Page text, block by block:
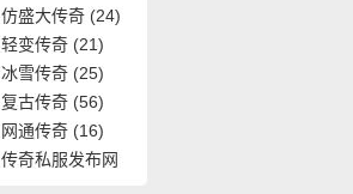
仿盛大传奇 (24)
轻变传奇 (21)
冰雪传奇 (25)
复古传奇 (56)
网通传奇 (16)
传奇私服发布网